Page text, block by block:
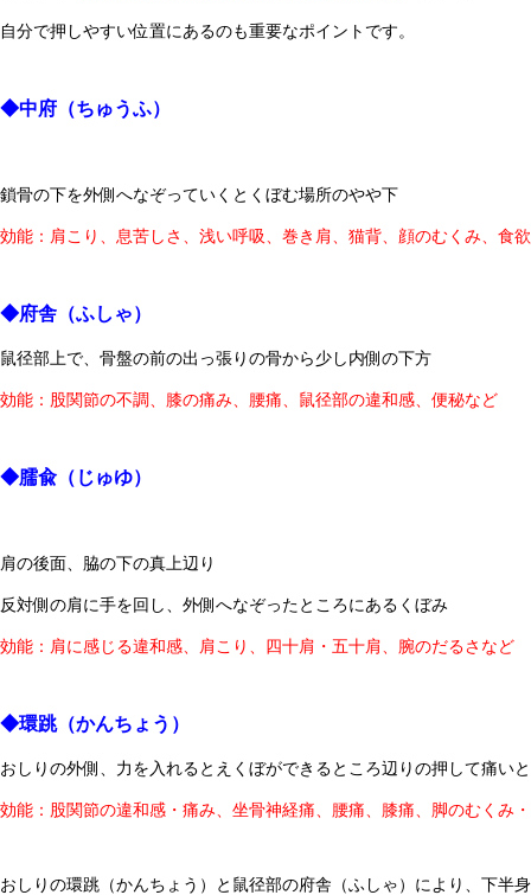
自分で押しやすい位置にあるのも重要なポイントです。
◆中府（ちゅうふ）
鎖骨の下を外側へなぞっていくとくぼむ場所のやや下
効能：肩こり、息苦しさ、浅い呼吸、巻き肩、猫背、顔のむくみ、食
◆府舎（ふしゃ）
鼠径部上で、骨盤の前の出っ張りの骨から少し内側の下方
効能：股関節の不調、膝の痛み、腰痛、鼠径部の違和感、便秘など
◆臑兪（じゅゆ）
肩の後面、脇の下の真上辺り
反対側の肩に手を回し、外側へなぞったところにあるくぼみ
効能：肩に感じる違和感、肩こり、四十肩・五十肩、腕のだるさなど
◆環跳（かんちょう）
おしりの外側、力を入れるとえくぼができるところ辺りの押して痛い
効能：股関節の違和感・痛み、坐骨神経痛、腰痛、膝痛、脚のむくみ
おしりの環跳（かんちょう）と鼠径部の府舎（ふしゃ）により、下半